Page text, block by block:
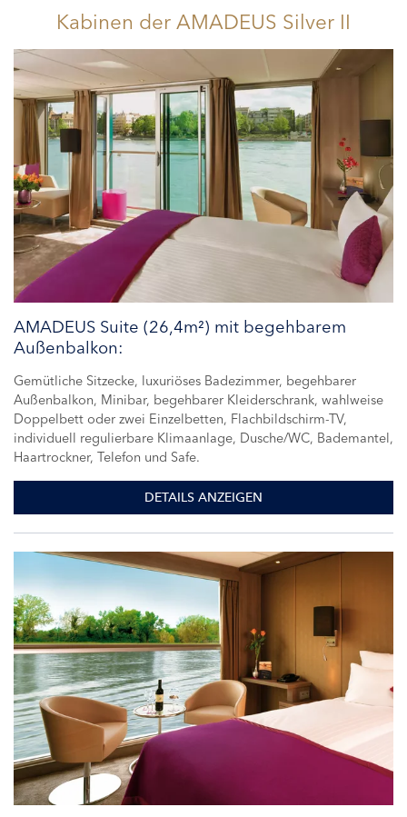
Kabinen der AMADEUS Silver II
AMADEUS Suite (26,4m²) mit begehbarem
Außenbalkon:
Gemütliche Sitzecke, luxuriöses Badezimmer, begehbarer
Außenbalkon, Minibar, begehbarer Kleiderschrank, wahlweise
Doppelbett oder zwei Einzelbetten, Flachbildschirm-TV,
individuell regulierbare Klimaanlage, Dusche/WC, Bademantel,
Haartrockner, Telefon und Safe.
DETAILS ANZEIGEN